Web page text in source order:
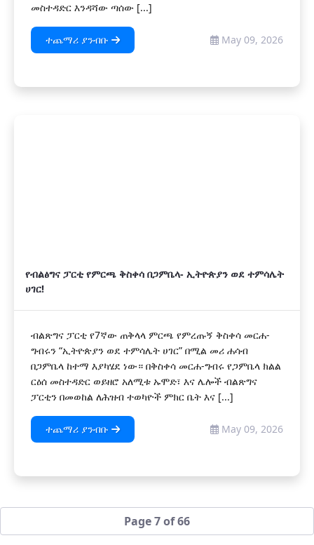
መስተዳድር እንዳሻው ጣሰው [...]
ተጨማሪ ያንብቡ May 09, 2026
የብልፅግና ፓርቲ የምርጫ ቅስቀሳ በጋምቤላ- ኢትዮጵያን ወደ ተምሳሌት
ሀገር!
ብልጽግና ፓርቲ የ7ኛው ጠቅላላ ምርጫ የምረጡኝ ቅስቀሳ መርሐ-
ግብሩን “ኢትዮጵያን ወደ ተምሳሌት ሀገር” በሚል መሪ ሐሳብ
በጋምቤላ ከተማ እያካሄደ ነው። በቅስቀሳ መርሐ-ግብሩ የጋምቤላ ክልል
ርዕሰ መስተዳድር ወይዘሮ አለሚቱ ኡሞድ፣ እና ሌሎች ብልጽግና
ፓርቲን በመወከል ለሕዝብ ተወካዮች ምክር ቤት እና [...]
ተጨማሪ ያንብቡ May 09, 2026
Page 7 of 66